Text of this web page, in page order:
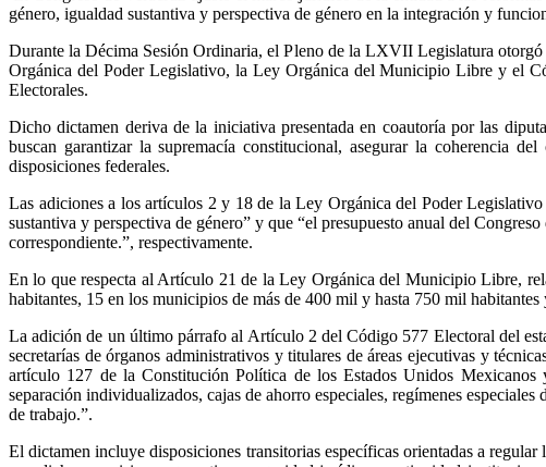
género, igualdad sustantiva y perspectiva de género en la integración y
Durante la Décima Sesión Ordinaria, el Pleno de la LXVII Legislatura
Orgánica del Poder Legislativo, la Ley Orgánica del Municipio Libre y el
Electorales.
Dicho dictamen deriva de la iniciativa presentada en coautoría por las
buscan garantizar la supremacía constitucional, asegurar la coherencia
disposiciones federales.
Las adiciones a los artículos 2 y 18 de la Ley Orgánica del Poder
sustantiva y perspectiva de género” y que “el presupuesto anual del
correspondiente.”, respectivamente.
En lo que respecta al Artículo 21 de la Ley Orgánica del Municipio Libre,
habitantes, 15 en los municipios de más de 400 mil y hasta 750 mil
La adición de un último párrafo al Artículo 2 del Código 577 Electoral del
secretarías de órganos administrativos y titulares de áreas ejecutivas y
artículo 127 de la Constitución Política de los Estados Unidos
separación individualizados, cajas de ahorro especiales, regímenes
de trabajo.”.
El dictamen incluye disposiciones transitorias específicas orientadas a